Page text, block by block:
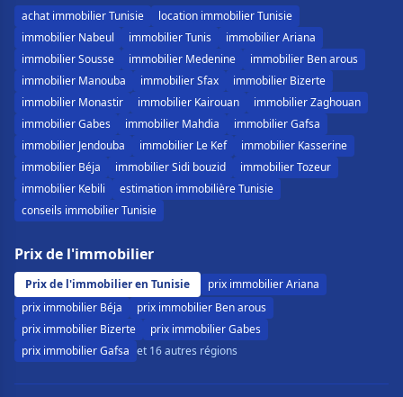
achat immobilier Tunisie
location immobilier Tunisie
immobilier Nabeul
immobilier Tunis
immobilier Ariana
immobilier Sousse
immobilier Medenine
immobilier Ben arous
immobilier Manouba
immobilier Sfax
immobilier Bizerte
immobilier Monastir
immobilier Kairouan
immobilier Zaghouan
immobilier Gabes
immobilier Mahdia
immobilier Gafsa
immobilier Jendouba
immobilier Le Kef
immobilier Kasserine
immobilier Béja
immobilier Sidi bouzid
immobilier Tozeur
immobilier Kebili
estimation immobilière Tunisie
conseils immobilier Tunisie
Prix de l'immobilier
Prix de l'immobilier en Tunisie
prix immobilier Ariana
prix immobilier Béja
prix immobilier Ben arous
prix immobilier Bizerte
prix immobilier Gabes
prix immobilier Gafsa et 16 autres régions